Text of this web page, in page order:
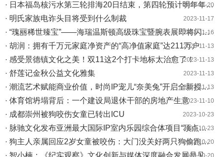
· 日本福岛核污水第三轮排海20日结束，第四轮预计明年年初开始
2023-11-20
· 明氏家族电诈头目将受到什么制裁 2023-11-17
· “瑰丽稀世臻宝”——海瑞温斯顿高级珠宝暨腕表展即将闪耀京城
2023-11-16
· 胡润：拥有千万元家庭净资产的“高净值家庭”达211万户2023-11-13
· 感受景德镇文化之美！双11这2个打卡地标太治愈了！2023-11-13
· 舒莲记金秋公益文化雅集 2023-11-13
· 潮流艺术赋能商业价值，时尚IP宠儿“奈美兔”开启全新授权发展之路
2023-11-13
· 体育馆坍塌背后：一个建设局退休干部的房地产生意2023-11-10
· 成都崇州被狗咬伤女童已转出ICU 2023-10-23
· 脉驰文化发布亚洲最大国际IP室内乐园综合体项目“顶点公园” 携手通城建和四大国际IP集团聚力打造
2023-10-23
· 狗主人亲属回应2岁女童被咬伤：大门没关好两只狗偷跑出门
2023-10-20
· 智小楠：《纪实观察》文化创新与媒体深度融合发展是见证城市更新的时代变革
2023-10-20